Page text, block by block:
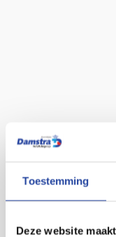
Toestemming
Deze website